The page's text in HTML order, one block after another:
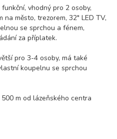
vhodný pro 2 osoby,
město, trezorem, 32" LED TV,
se sprchou a fénem,
za příplatek.
pro 3-4 osoby, má také
koupelnu se sprchou
m od lázeňského centra